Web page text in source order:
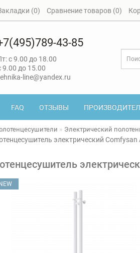
(0) Сравнение товаров (0)
43-85
с 9.00 до 18.00
9.00 до 15.00
line@yandex.ru
FAQ ОТЗЫВЫ
Электрический
электрический
NEW